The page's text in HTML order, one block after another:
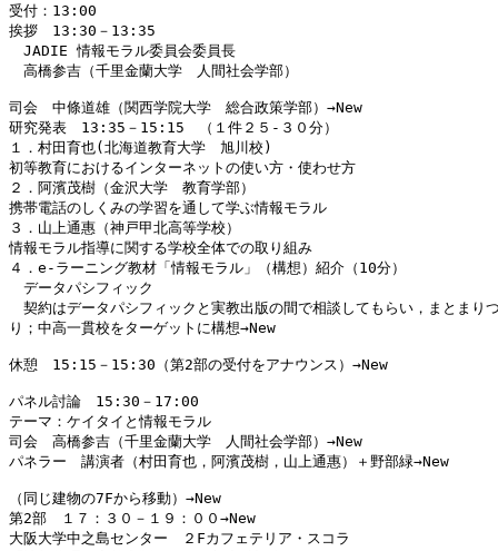
受付：13:00
挨拶　13:30－13:35
JADIE 情報モラル委員会委員長
高橋参吉（千里金蘭大学　人間社会学部）
司会　中條道雄（関西学院大学　総合政策学部）→New
研究発表　13:35－15:15　（１件２５-３０分）
１．村田育也(北海道教育大学　旭川校)
初等教育におけるインターネットの使い方・使わせ方
２．阿濱茂樹（金沢大学　教育学部）
携帯電話のしくみの学習を通して学ぶ情報モラル
３．山上通惠（神戸甲北高等学校）
情報モラル指導に関する学校全体での取り組み
４．e-ラーニング教材「情報モラル」（構想）紹介（10分）
データパシフィック
契約はデータパシフィックと実教出版の間で相談してもらい，まとまり
り；中高一貫校をターゲットに構想→New
休憩　15:15－15:30（第2部の受付をアナウンス）→New
パネル討論　15:30－17:00
テーマ：ケイタイと情報モラル
司会　高橋参吉（千里金蘭大学　人間社会学部）→New
パネラー　講演者（村田育也，阿濱茂樹，山上通惠）＋野部緑→New
（同じ建物の7Fから移動）→New
第2部　１７：３０－１９：００→New
大阪大学中之島センター　２Fカフェテリア・スコラ